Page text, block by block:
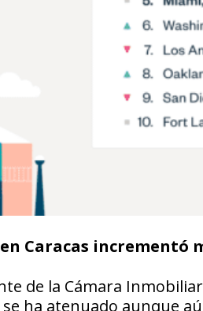
Caracas incrementó
de la Cámara
se ha atenuado aunque